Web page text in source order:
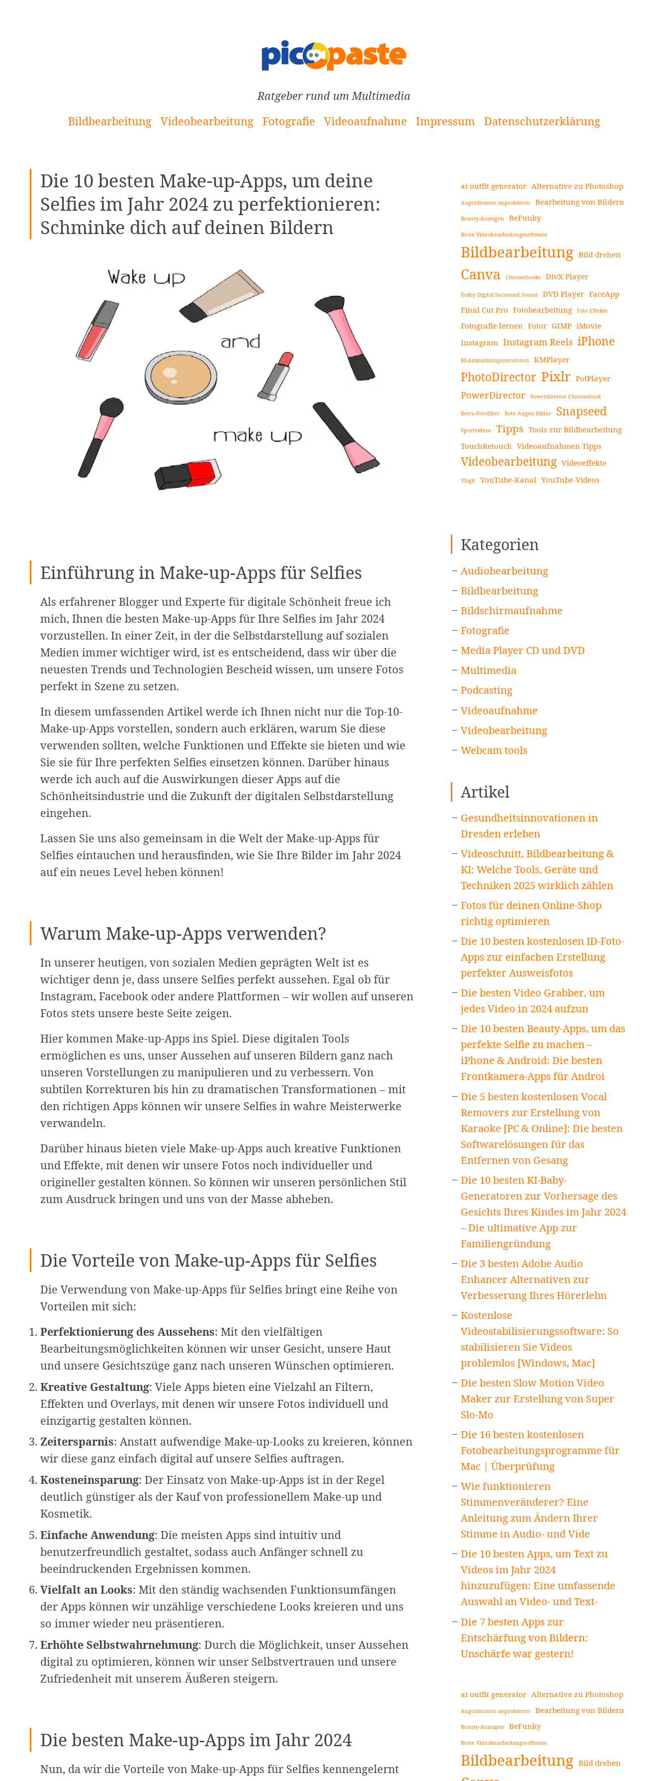
Ratgeber rund um Multimedia
Bildbearbeitung
Videobearbeitung Fotografie Videoaufnahme Impressum Datenschutzerklärung
Die 10 besten Make-up-Apps, um deine
Selfies im Jahr 2024 zu perfektionieren:
Schminke dich auf deinen Bildern
Einführung in Make-up-Apps für Selfies
Als erfahrener Blogger und Experte für digitale Schönheit freue ich
mich, Ihnen die besten Make-up-Apps für Ihre Selfies im Jahr 2024
vorzustellen. In einer Zeit, in der die Selbstdarstellung auf sozialen
Medien immer wichtiger wird, ist es entscheidend, dass wir über die
neuesten Trends und Technologien Bescheid wissen, um unsere Fotos
perfekt in Szene zu setzen.
In diesem umfassenden Artikel werde ich Ihnen nicht nur die Top-10-
Make-up-Apps vorstellen, sondern auch erklären, warum Sie diese
verwenden sollten, welche Funktionen und Effekte sie bieten und wie
Sie sie für Ihre perfekten Selfies einsetzen können. Darüber hinaus
werde ich auch auf die Auswirkungen dieser Apps auf die
Schönheitsindustrie und die Zukunft der digitalen Selbstdarstellung
eingehen.
Lassen Sie uns also gemeinsam in die Welt der Make-up-Apps für
Selfies eintauchen und herausfinden, wie Sie Ihre Bilder im Jahr 2024
auf ein neues Level heben können!
Warum Make-up-Apps verwenden?
In unserer heutigen, von sozialen Medien geprägten Welt ist es
wichtiger denn je, dass unsere Selfies perfekt aussehen. Egal ob für
Instagram, Facebook oder andere Plattformen – wir wollen auf unseren
Fotos stets unsere beste Seite zeigen.
Hier kommen Make-up-Apps ins Spiel. Diese digitalen Tools
ermöglichen es uns, unser Aussehen auf unseren Bildern ganz nach
unseren Vorstellungen zu manipulieren und zu verbessern. Von
subtilen Korrekturen bis hin zu dramatischen Transformationen – mit
den richtigen Apps können wir unsere Selfies in wahre Meisterwerke
verwandeln.
Darüber hinaus bieten viele Make-up-Apps auch kreative Funktionen
und Effekte, mit denen wir unsere Fotos noch individueller und
origineller gestalten können. So können wir unseren persönlichen Stil
zum Ausdruck bringen und uns von der Masse abheben.
Die Vorteile von Make-up-Apps für Selfies
Die Verwendung von Make-up-Apps für Selfies bringt eine Reihe von
Vorteilen mit sich:
Perfektionierung des Aussehens: Mit den vielfältigen
Bearbeitungsmöglichkeiten können wir unser Gesicht, unsere Haut
und unsere Gesichtszüge ganz nach unseren Wünschen optimieren.
Kreative Gestaltung: Viele Apps bieten eine Vielzahl an Filtern,
Effekten und Overlays, mit denen wir unsere Fotos individuell und
einzigartig gestalten können.
Zeitersparnis: Anstatt aufwendige Make-up-Looks zu kreieren, können
wir diese ganz einfach digital auf unsere Selfies auftragen.
Kosteneinsparung: Der Einsatz von Make-up-Apps ist in der Regel
deutlich günstiger als der Kauf von professionellem Make-up und
Kosmetik.
Einfache Anwendung: Die meisten Apps sind intuitiv und
benutzerfreundlich gestaltet, sodass auch Anfänger schnell zu
beeindruckenden Ergebnissen kommen.
Vielfalt an Looks: Mit den ständig wachsenden Funktionsumfängen
der Apps können wir unzählige verschiedene Looks kreieren und uns
so immer wieder neu präsentieren.
Erhöhte Selbstwahrnehmung: Durch die Möglichkeit, unser Aussehen
digital zu optimieren, können wir unser Selbstvertrauen und unsere
Zufriedenheit mit unserem Äußeren steigern.
Die besten Make-up-Apps im Jahr 2024
Nun, da wir die Vorteile von Make-up-Apps für Selfies kennengelernt
Seitenleiste
ai outfit generator Alternative zu Photoshop
Augenbrauen anprobieren Bearbeitung von Bildern
Beauty-Anzeigen BeFunky
Beste Videobearbeitungssoftware
Bildbearbeitung Bild drehen
Canva Chromebooks DivX Player
Dolby Digital Surround Sound DVD Player FaceApp
Final Cut Pro Fotobearbeitung Foto Effekte
Fotografie lernen Fotor GIMP iMovie
Instagram Instagram Reels iPhone
KI-Animationsgeneratoren KMPlayer
PhotoDirector Pixlr PotPlayer
PowerDirector Powerdirector Chromebook
Retro-Fotofilter Rote Augen Bilder Snapseed
Sportvideos Tipps Tools zur Bildbearbeitung
TouchRetouch
Videoaufnahmen Tipps
Videobearbeitung Videoeffekte
Vlogit YouTube-Kanal YouTube-Videos
Kategorien
Audiobearbeitung
Bildbearbeitung
Bildschirmaufnahme
Fotografie
Media Player CD und DVD
Multimedia
Podcasting
Videoaufnahme
Videobearbeitung
Webcam tools
Artikel
Gesundheitsinnovationen in
Dresden erleben
Videoschnitt, Bildbearbeitung &
KI: Welche Tools, Geräte und
Techniken 2025 wirklich zählen
Fotos für deinen Online-Shop
richtig optimieren
Die 10 besten kostenlosen ID-Foto-
Apps zur einfachen Erstellung
perfekter Ausweisfotos
Die besten Video Grabber, um
jedes Video in 2024 aufzun
Die 10 besten Beauty-Apps, um das
perfekte Selfie zu machen –
iPhone & Android: Die besten
Frontkamera-Apps für Androi
Die 5 besten kostenlosen Vocal
Removers zur Erstellung von
Karaoke [PC & Online]: Die besten
Softwarelösungen für das
Entfernen von Gesang
Die 10 besten KI-Baby-
Generatoren zur Vorhersage des
Gesichts Ihres Kindes im Jahr 2024
– Die ultimative App zur
Familiengründung
Die 3 besten Adobe Audio
Enhancer Alternativen zur
Verbesserung Ihres Hörerlebn
Kostenlose
Videostabilisierungssoftware: So
stabilisieren Sie Videos
problemlos [Windows, Mac]
Die besten Slow Motion Video
Maker zur Erstellung von Super
Slo-Mo
Die 16 besten kostenlosen
Fotobearbeitungsprogramme für
Mac | Überprüfung
Wie funktionieren
Stimmenveränderer? Eine
Anleitung zum Ändern Ihrer
Stimme in Audio- und Vide
Die 10 besten Apps, um Text zu
Videos im Jahr 2024
hinzuzufügen: Eine umfassende
Auswahl an Video- und Text-
Die 7 besten Apps zur
Entschärfung von Bildern:
Unschärfe war gestern!
ai outfit generator Alternative zu Photoshop
Augenbrauen anprobieren Bearbeitung von Bildern
Beauty-Anzeigen BeFunky
Beste Videobearbeitungssoftware
Bildbearbeitung Bild drehen